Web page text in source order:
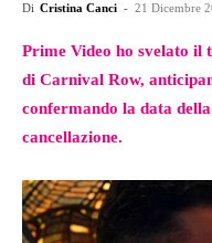
Di Cristina Canci - 21 Dicembre
Prime Video ho svelato il
di Carnival Row,
confermando la data
cancellazione.